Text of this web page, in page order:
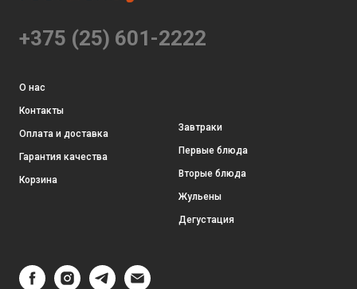
+375 (25) 601-2222
О нас
Контакты
Оплата и доставка
Гарантия качества
Корзина
Завтраки
Первые блюда
Вторые блюда
Жульены
Дегустация